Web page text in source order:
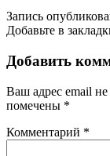
Запись
Добавьте в
Добавить
Ваш адрес email не
помечены *
Комментарий *